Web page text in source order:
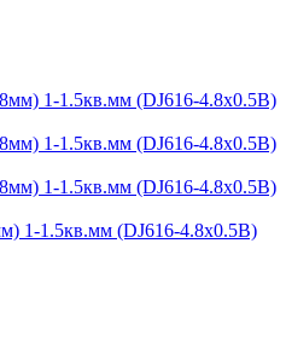
1-1.5кв.мм (DJ616-4.8х0.5B)